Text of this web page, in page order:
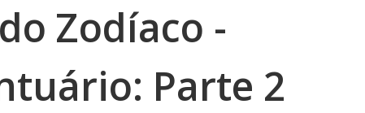
Zodíaco -
Parte 2